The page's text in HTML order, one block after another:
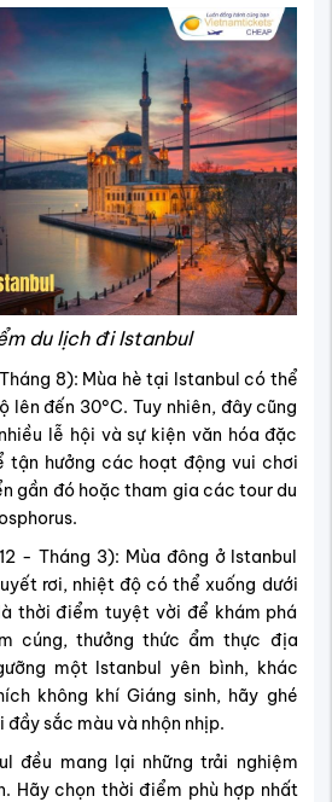
du lịch đi Istanbul
8): Mùa hè tại Istanbul có thể
lên đến 30°C. Tuy nhiên, đây cũng
lễ hội và sự kiện văn hóa đặc
tận hưởng các hoạt động vui chơi
gần đó hoặc tham gia các tour du
- Tháng 3): Mùa đông ở Istanbul
rơi, nhiệt độ có thể xuống dưới
thời điểm tuyệt vời để khám phá
cúng, thưởng thức ẩm thực địa
một Istanbul yên bình, khác
không khí Giáng sinh, hãy ghé
sắc màu và nhộn nhịp.
đều mang lại những trải nghiệm
Hãy chọn thời điểm phù hợp nhất